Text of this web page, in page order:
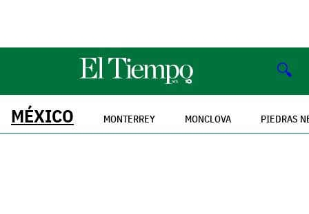
🔍
MÉXICO MONTERREY MONCLOVA PIEDRAS